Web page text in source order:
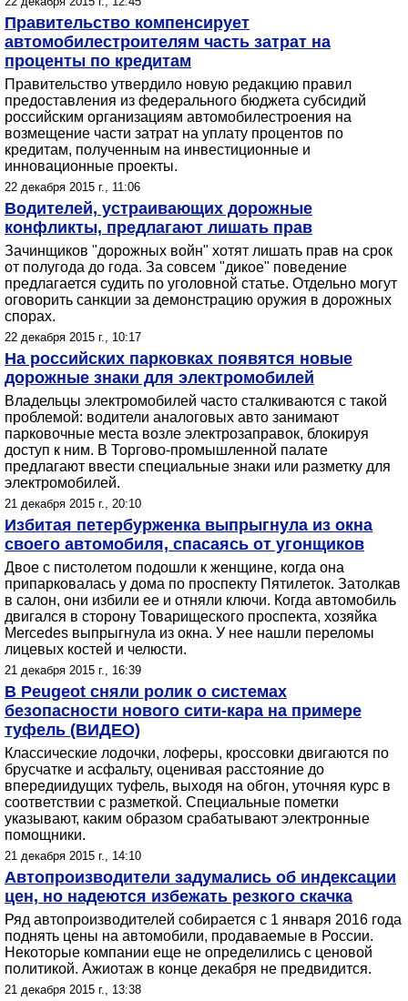
Правительство компенсирует
автомобилестроителям часть затрат на
проценты по кредитам
Правительство утвердило новую редакцию правил
предоставления из федерального бюджета субсидий
российским организациям автомобилестроения на
возмещение части затрат на уплату процентов по
кредитам, полученным на инвестиционные и
инновационные проекты.
22 декабря 2015 г., 11:06
Водителей, устраивающих дорожные
конфликты, предлагают лишать прав
Зачинщиков "дорожных войн" хотят лишать прав на срок
от полугода до года. За совсем "дикое" поведение
предлагается судить по уголовной статье. Отдельно могут
оговорить санкции за демонстрацию оружия в дорожных
спорах.
22 декабря 2015 г., 10:17
На российских парковках появятся новые
дорожные знаки для электромобилей
Владельцы электромобилей часто сталкиваются с такой
проблемой: водители аналоговых авто занимают
парковочные места возле электрозаправок, блокируя
доступ к ним. В Торгово-промышленной палате
предлагают ввести специальные знаки или разметку для
электромобилей.
21 декабря 2015 г., 20:10
Избитая петербурженка выпрыгнула из окна
своего автомобиля, спасаясь от угонщиков
Двое с пистолетом подошли к женщине, когда она
припарковалась у дома по проспекту Пятилеток. Затолкав
в салон, они избили ее и отняли ключи. Когда автомобиль
двигался в сторону Товарищеского проспекта, хозяйка
Mercedes выпрыгнула из окна. У нее нашли переломы
лицевых костей и челюсти.
21 декабря 2015 г., 16:39
В Peugeot сняли ролик о системах
безопасности нового сити-кара на примере
туфель (ВИДЕО)
Классические лодочки, лоферы, кроссовки двигаются по
брусчатке и асфальту, оценивая расстояние до
впередиидущих туфель, выходя на обгон, уточняя курс в
соответствии с разметкой. Специальные пометки
указывают, каким образом срабатывают электронные
помощники.
21 декабря 2015 г., 14:10
Автопроизводители задумались об индексации
цен, но надеются избежать резкого скачка
Ряд автопроизводителей собирается с 1 января 2016 года
поднять цены на автомобили, продаваемые в России.
Некоторые компании еще не определились с ценовой
политикой. Ажиотаж в конце декабря не предвидится.
21 декабря 2015 г., 13:38